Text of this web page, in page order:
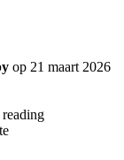
op 21 maart 2026